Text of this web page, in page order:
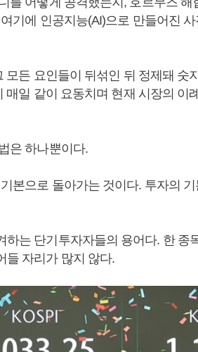
기에 인공지능(AI)으로 만들어진 사
모든 요인들이 뒤섞인 뒤 정제돼 숫
매일 같이 요동치며 현재 시장의 이
은 하나뿐이다.
본으로 돌아가는 것이다. 투자의 기
는 단기투자자들의 용어다. 한 종
들 자리가 많지 않다.